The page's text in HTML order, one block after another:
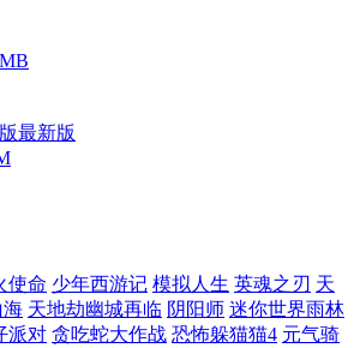
最新版
使命 少年西游记 模拟人生 英魂之刃 天
海 天地劫幽城再临 阴阳师 迷你世界雨林
派对 贪吃蛇大作战 恐怖躲猫猫4 元气骑